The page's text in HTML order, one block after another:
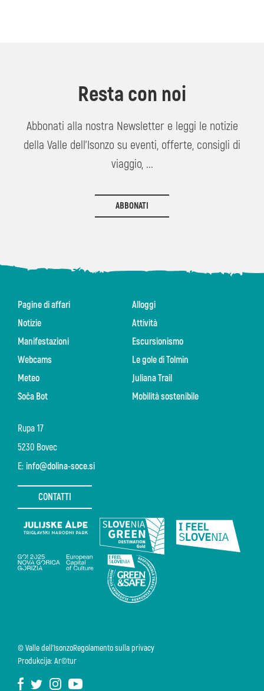
Resta con noi
Abbonati alla nostra Newsletter e leggi le notizie
della Valle dell'Isonzo su eventi, offerte, consigli di
viaggio, ...
ABBONATI
Rupa 17
5230 Bovec
E: info@dolina-soce.si
CONTATTI
Pagine di affari
Notizie
Manifestazioni
Webcams
Meteo
Soča Bot
Alloggi
Attività
Escursionismo
Le gole di Tolmin
Juliana Trail
Mobilità sostenibile
© Valle dell'IsonzoRegolamento sulla privacy
Produkcija: Ar©tur